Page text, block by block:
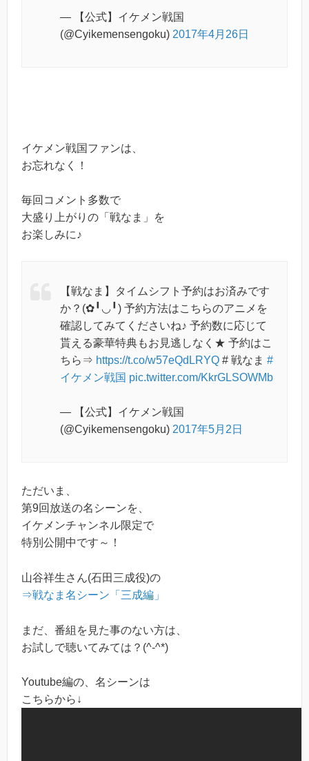
— 【公式】イケメン戦国
(@Cyikemensengoku) 2017年4月26日
イケメン戦国ファンは、
お忘れなく！
毎回コメント多数で
大盛り上がりの「戦なま」を
お楽しみに♪
【戦なま】タイムシフト予約はお済みです
か？(✿╹◡╹) 予約方法はこちらのアニメを
確認してみてくださいね♪ 予約数に応じて
貰える豪華特典もお見逃しなく★ 予約はこ
ちら⇒ https://t.co/w57eQdLRYQ # 戦なま #
イケメン戦国 pic.twitter.com/KkrGLSOWMb
— 【公式】イケメン戦国
(@Cyikemensengoku) 2017年5月2日
ただいま、
第9回放送の名シーンを、
イケメンチャンネル限定で
特別公開中です～！
山谷祥生さん(石田三成役)の
⇒戦なま名シーン「三成編」
まだ、番組を見た事のない方は、
お試しで聴いてみては？(^-^*)
Youtube編の、名シーンは
こちらから↓